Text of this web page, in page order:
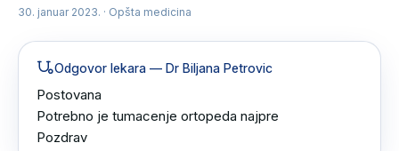
30. januar 2023. · Opšta medicina
Odgovor lekara — Dr Biljana Petrovic
Postovana
Potrebno je tumacenje ortopeda najpre
Pozdrav